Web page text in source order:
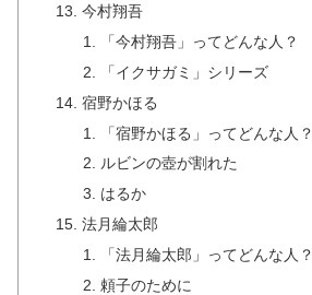
今村翔吾
「今村翔吾」ってどんな人？
「イクサガミ」シリーズ
宿野かほる
「宿野かほる」ってどんな人？
ルビンの壺が割れた
はるか
法月綸太郎
「法月綸太郎」ってどんな人？
頼子のために